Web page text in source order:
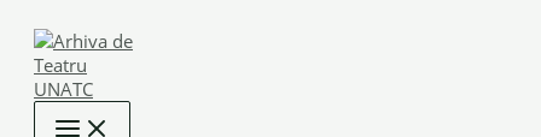
content